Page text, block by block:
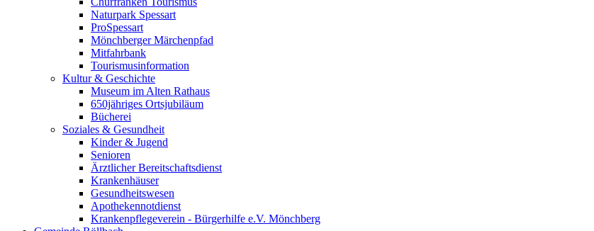
Naturpark Spessart
ProSpessart
Mönchberger Märchenpfad
Mitfahrbank
Tourismusinformation
Kultur & Geschichte
Museum im Alten Rathaus
650jähriges Ortsjubiläum
Bücherei
Soziales & Gesundheit
Kinder & Jugend
Senioren
Ärztlicher Bereitschaftsdienst
Krankenhäuser
Gesundheitswesen
Apothekennotdienst
Krankenpflegeverein - Bürgerhilfe e.V. Mönchberg